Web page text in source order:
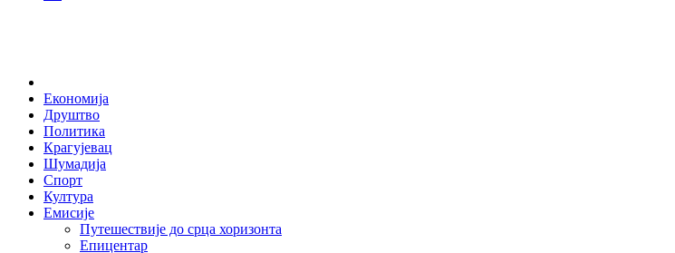
Економија
Друштво
Политика
Крагујевац
Шумадија
Спорт
Култура
Емисије
Путешествије до срца хоризонта
Епицентар